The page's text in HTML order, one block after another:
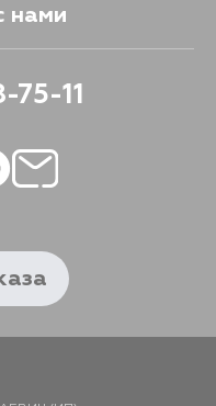
нами
75-11